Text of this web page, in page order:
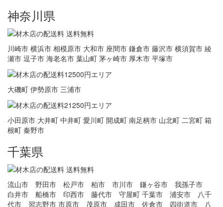
神奈川県
川崎市 横浜市 相模原市 大和市 座間市 鎌倉市 藤沢市 横須賀市 綾
瀬市 逗子市 海老名市 葉山町 茅ヶ崎市 厚木市 平塚市
大磯町 伊勢原市 三浦市
小田原市 大井町 中井町 愛川町 開成町 南足柄市 山北町 二宮町 箱
根町 秦野市
千葉県
流山市 野田市 松戸市 柏市 市川市 鎌ヶ谷市 我孫子市
白井市 船橋市 印西市 藤代市 守屋町 千葉市 浦安市 八千
代市 習志野市 市原市 茂原市 成田市 佐倉市 四街道市 八